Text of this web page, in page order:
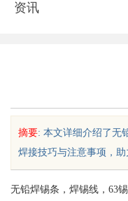
资讯
摘要: 本文详细介绍了无
焊接技巧与注意事项，
无铅焊锡条，焊锡线，63
品牌布局的关键策略